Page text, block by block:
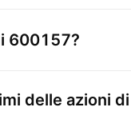
600157?
delle azioni di